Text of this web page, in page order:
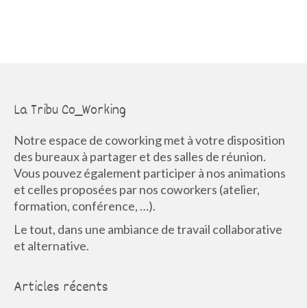
La Tribu Co_Working
Notre espace de coworking met à votre disposition
des bureaux à partager et des salles de réunion.
Vous pouvez également participer à nos animations
et celles proposées par nos coworkers (atelier,
formation, conférence, …).
Le tout, dans une ambiance de travail collaborative
et alternative.
Articles récents